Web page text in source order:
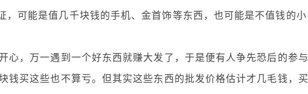
，可能是值几千块钱的手机、金首饰等东西，也可能是不值钱的小
，万一遇到一个好东西就赚大发了，于是便有人争先恐后的参与
钱买这些也不算亏。但其实这些东西的批发价格估计才几毛钱，买